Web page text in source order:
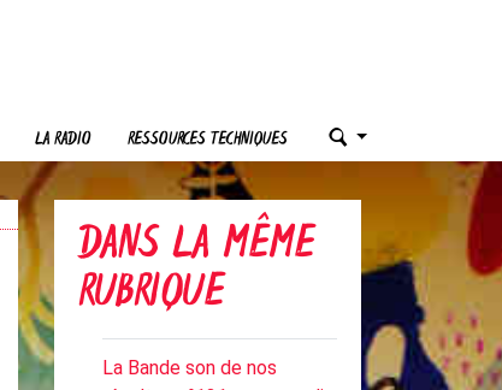
LA RADIO RESSOURCES TECHNIQUES
DANS LA MÊME
RUBRIQUE
La Bande son de nos